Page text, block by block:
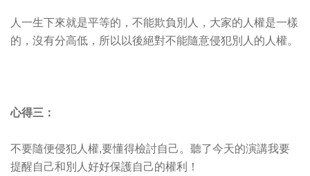
人一生下來就是平等的，不能欺負別人，大家的人權是一樣
的，沒有分高低，所以以後絕對不能隨意侵犯別人的人權。
心得三：
不要隨便侵犯人權,要懂得檢討自己。聽了今天的演講我要
提醒自己和別人好好保護自己的權利！